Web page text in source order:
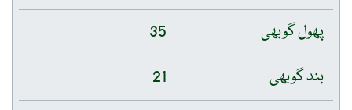
پھول گوبھی
35
بند گوبھی
21